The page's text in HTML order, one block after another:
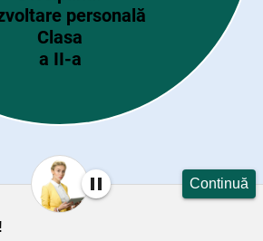
Continuă
personală
Clasa
a II-a